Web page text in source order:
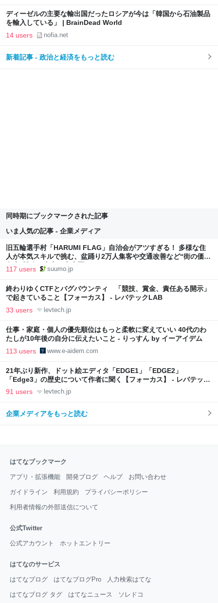
ディーゼルの主要な輸出国だったロシアが今は「韓国から石油製品
を輸入している」 | BrainDead World
14 users nofia.net
新着記事 - 政治と経済をもっと読む
同時期にブックマークされた記事
いま人気の記事 - 企業メディア
旧五輪選手村「HARUMI FLAG」自治会がアツすぎる！ 多様な住
人が本気スキルで挑む、盆踊り2万人集客や交通改善など“街の価値
向上”戦略 東京・中央区
117 users suumo.jp
終わりゆくCTFとバグバウンティ 「競技、賞金、責任ある開示」
で起きていること【フォーカス】 - レバテックLAB
33 users levtech.jp
仕事・家庭・個人の優先順位はもっと柔軟に変えていい 40代のわ
たしが10年後の自分に伝えたいこと - りっすん by イーアイデム
113 users www.e-aidem.com
21年ぶり新作、ドット絵エディタ「EDGE1」「EDGE2」
「Edge3」の歴史について作者に聞く【フォーカス】 - レバテック
LAB
91 users levtech.jp
企業メディアをもっと読む
はてなブックマーク
アプリ・拡張機能 開発ブログ ヘルプ お問い合わせ
ガイドライン 利用規約 プライバシーポリシー
利用者情報の外部送信について
公式Twitter
公式アカウント ホットエントリー
はてなのサービス
はてなブログ はてなブログPro 人力検索はてな
はてなブログ タグ はてなニュース ソレドコ